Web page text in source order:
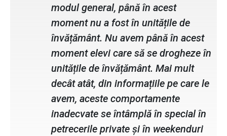
modul general, până în acest
moment nu a fost în unitățile de
învățământ. Nu avem până în acest
moment elevi care să se drogheze în
unitățile de învățământ. Mai mult
decât atât, din informațiile pe care le
avem, aceste comportamente
inadecvate se întâmplă în special în
petrecerile private și în weekenduri